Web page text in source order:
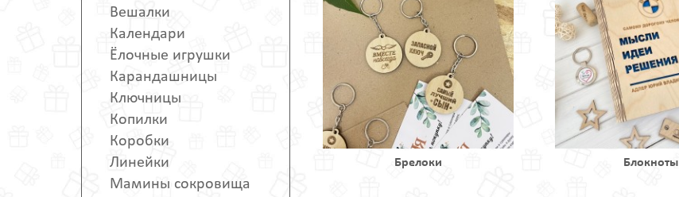
Вешалки
Календари
Ёлочные игрушки
Карандашницы
Ключницы
Копилки
Коробки
Линейки
Мамины сокровища
Брелоки Блокноты